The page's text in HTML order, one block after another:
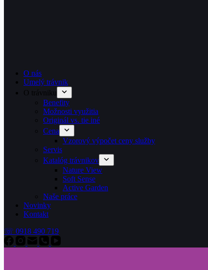
O nás
Umelý trávnik
O trávniku
Benefity
Možnosti využitia
Originál vs. tie iné
Cena
Vzorový výpočet ceny služby
Servis
Katalóg trávnikov
Nature View
Soft Sense
Active Garden
Naše práce
Novinky
Kontakt
☏ 0918 490 719